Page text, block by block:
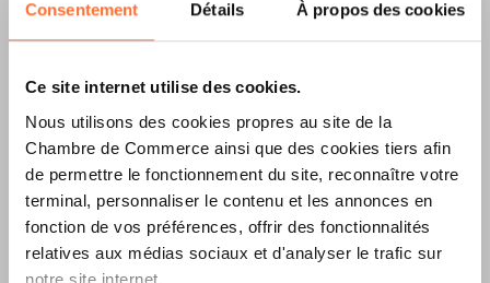
Consentement Détails À propos des cookies
Ce site internet utilise des cookies.
Nous utilisons des cookies propres au site de la
Chambre de Commerce ainsi que des cookies tiers afin
de permettre le fonctionnement du site, reconnaître votre
terminal, personnaliser le contenu et les annonces en
fonction de vos préférences, offrir des fonctionnalités
relatives aux médias sociaux et d'analyser le trafic sur
notre site internet.
Merkur Magazine
L’ÉDITIONÉTÉ
2026EST
DISPONIBLE !